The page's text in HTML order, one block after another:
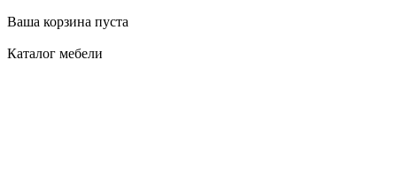
Ваша корзина пуста
Каталог мебели